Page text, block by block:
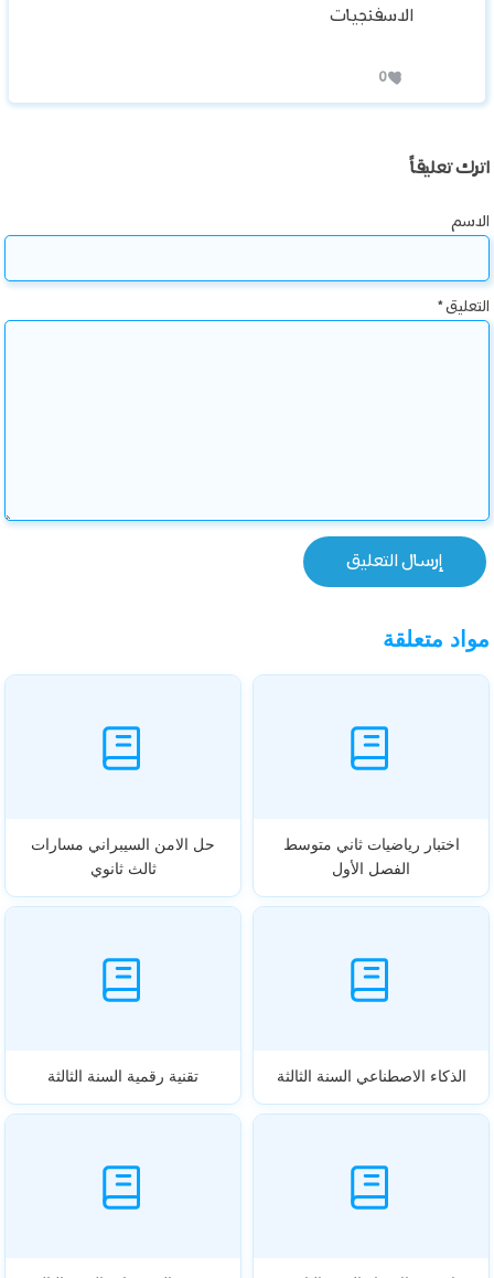
الاسفنجيات
0
اترك تعليقاً
الاسم
التعليق*
مواد متعلقة
اختبار رياضيات ثاني متوسط
الفصل الأول
حل الامن السيبراني مسارات
ثالث ثانوي
الذكاء الاصطناعي السنة الثالثة تقنية رقمية السنة الثالثة